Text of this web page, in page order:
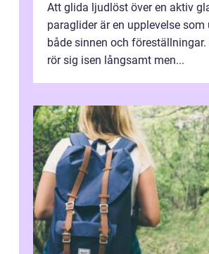
Att glida ljudlöst över en aktiv
paraglider är en upplevelse
både sinnen och föreställningar.
rör sig isen långsamt men...